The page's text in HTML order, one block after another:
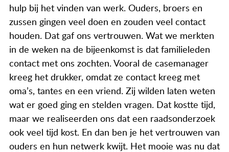
hulp bij het vinden van werk. Ouders, broers en
zussen gingen veel doen en zouden veel contact
houden. Dat gaf ons vertrouwen. Wat we merkten
in de weken na de bijeenkomst is dat familieleden
contact met ons zochten. Vooral de casemanager
kreeg het drukker, omdat ze contact kreeg met
oma’s, tantes en een vriend. Zij wilden laten weten
wat er goed ging en stelden vragen. Dat kostte tijd,
maar we realiseerden ons dat een raadsonderzoek
ook veel tijd kost. En dan ben je het vertrouwen van
ouders en hun netwerk kwijt. Het mooie was nu dat